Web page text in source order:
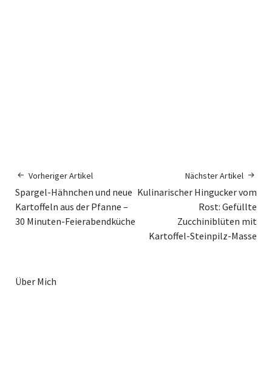
Vorheriger Artikel
Spargel-Hähnchen und neue
Kartoffeln aus der Pfanne –
30 Minuten-Feierabendküche
Nächster Artikel
Kulinarischer Hingucker vom
Rost: Gefüllte
Zucchiniblüten mit
Kartoffel-Steinpilz-Masse
Über Mich